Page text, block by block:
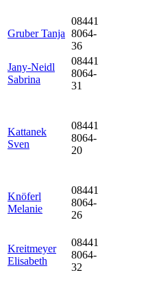
Gruber Tanja
08441
8064-
36
Jany-Neidl
Sabrina
08441
8064-
31
Kattanek
Sven
08441
8064-
20
Knöferl
Melanie
08441
8064-
26
Kreitmeyer
Elisabeth
08441
8064-
32